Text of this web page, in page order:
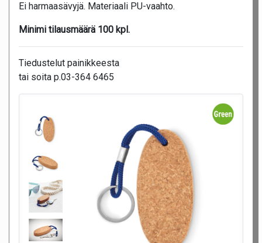
Ei harmaasävyjä. Materiaali PU-vaahto.
Minimi tilausmäärä 100 kpl.
Tiedustelut painikkeesta
tai soita p.03-364 6465